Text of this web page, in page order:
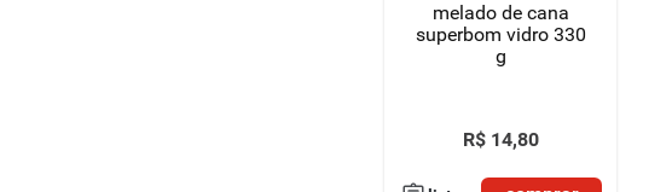
melado de cana
superbom vidro 330
g
R$ 14,80
macarrão